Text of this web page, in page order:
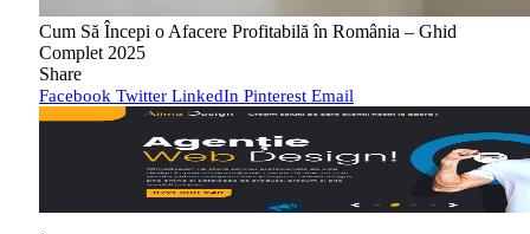
Cum Să Începi o Afacere Profitabilă în România – Ghid
Complet 2025
Share
Facebook Twitter LinkedIn Pinterest Email